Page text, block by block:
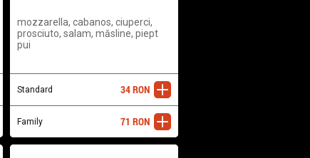
mozzarella, cabanos, ciuperci,
prosciuto, salam, măsline, piept
pui
Standard adaugă
34RON
Family adaugă
71 RON